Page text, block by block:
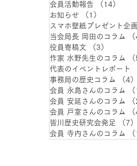
会員活動報告
（14）
お知らせ
（1）
スマホ壁紙プレゼント企画
当会局長 岡田のコラム
役員寄稿文
（3）
作家 水野先生のコラム
代表のイベントレポート
事務局の歴史コラム
（4）
会員 永島さんのコラム
会員 安延さんのコラム
会員 戸室さんのコラム
皆川歴史研究会発足
（7）
会員 寺内さんのコラム